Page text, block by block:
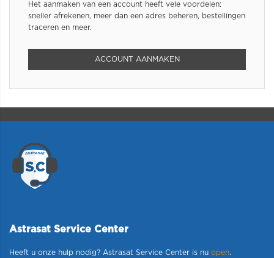
Het aanmaken van een account heeft vele voordelen:
sneller afrekenen, meer dan een adres beheren, bestellingen
traceren en meer.
ACCOUNT AANMAKEN
Astrasat Service Center
Heeft u onze hulp nodig? Astrasat Service Center is nu open.